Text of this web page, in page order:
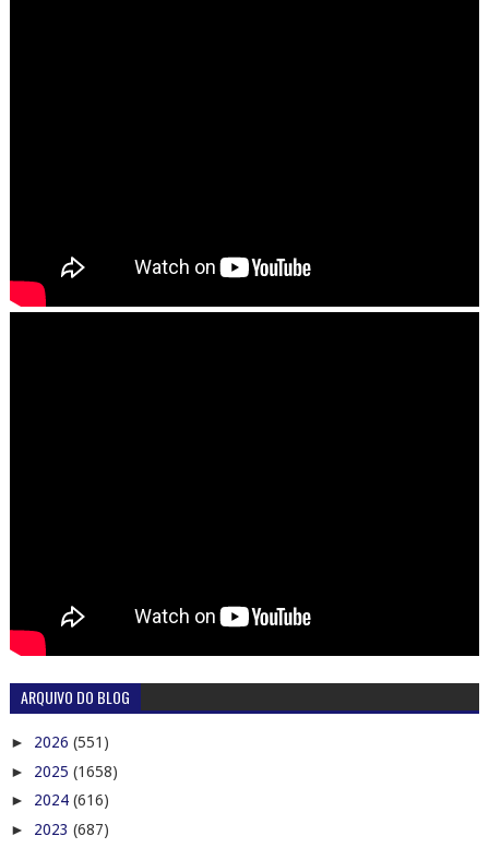
ARQUIVO DO BLOG
► 2026 (551)
► 2025 (1658)
► 2024 (616)
► 2023 (687)